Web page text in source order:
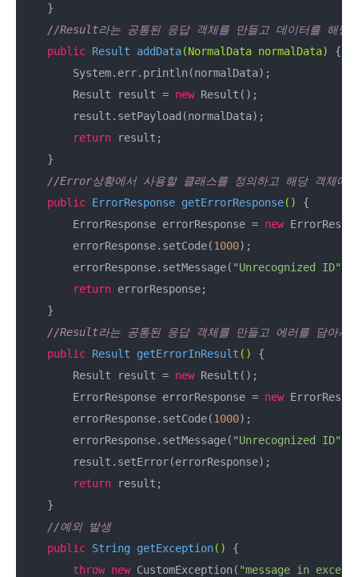
    }
//Result라는 공통된 응답 객체를 만들고 데이터를 해당
public Result addData(NormalData normalData)
{
        System.err.println(normalData);
        Result result =
new Result();
        result.setPayload(normalData);
return result;
    }
//Error상황에서 사용할 클래스를 정의하고 해당 객체에
public ErrorResponse getErrorResponse()
{
        ErrorResponse errorResponse =
new
        errorResponse.setCode(
1000);
        errorResponse.setMessage(
"Unrecognized ID"
return errorResponse;
    }
//Result라는 공통된 응답 객체를 만들고 에러를 담아서
public Result getErrorInResult ()
{
        Result result =
new Result();
        ErrorResponse errorResponse =
new
        errorResponse.setCode(
1000);
        errorResponse.setMessage(
"Unrecognized ID"
        result.setError(errorResponse);
return result;
    }
//예외 발생
public String getException()
{
throw new CustomException( "message in